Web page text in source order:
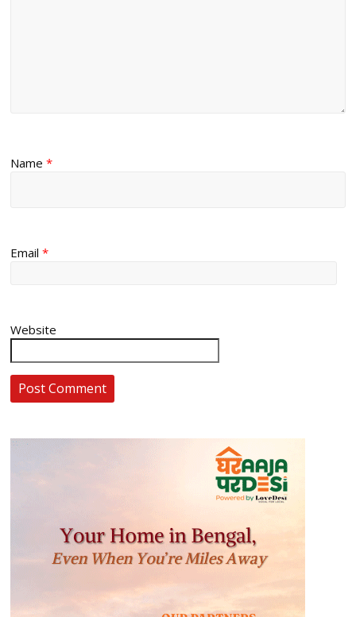
Name*
Email*
Website